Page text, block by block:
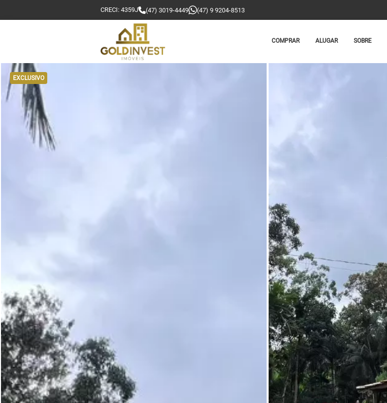
CRECI: 4359J (47) 3019-4449 (47) 9 9204-8513
COMPRAR ALUGAR SOBRE
EXCLUSIVO